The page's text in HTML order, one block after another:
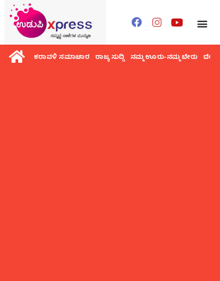
ಕರಾವಳಿ ಸಮಾಚಾರ ರಾಜ್ಯ ಸುದ್ದಿ ನಮ್ಮ ಊರು-ನಮ್ಮ ಬೇರು ದೇಶ